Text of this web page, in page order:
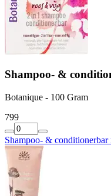
Shampoo- &
Botanique - 100 Gram
799
Shampoo- &